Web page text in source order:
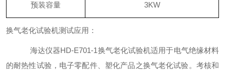
预装容量 3KW
换气老化试验机测试应用：
海达仪器HD-E701-1换气老化试验机适用于电气绝缘材料
的耐热性试验，电子零配件、塑化产品之换气老化试验。考核和